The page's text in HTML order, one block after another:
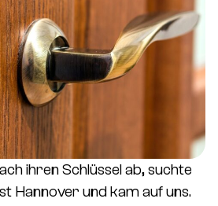
ihren Schlüssel ab, suchte
Hannover und kam auf uns.